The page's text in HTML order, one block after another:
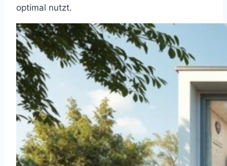
optimal nutzt.